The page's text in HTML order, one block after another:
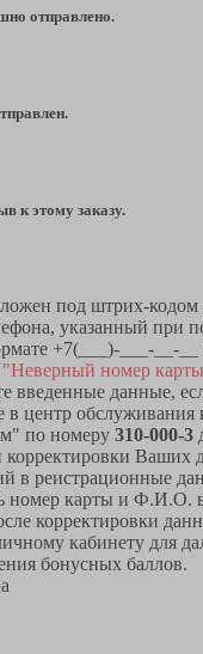
отправлено.
к этому заказу.
под штрих-кодом
указанный при
+7(___)-___-__-
"Неверный номер
введенные данные,
в центр обслуживания
по номеру 310-000-3
корректировки Ваших
в реистрационные
номер карты и Ф.И.О.
корректировки
кабинету для
бонусных баллов.